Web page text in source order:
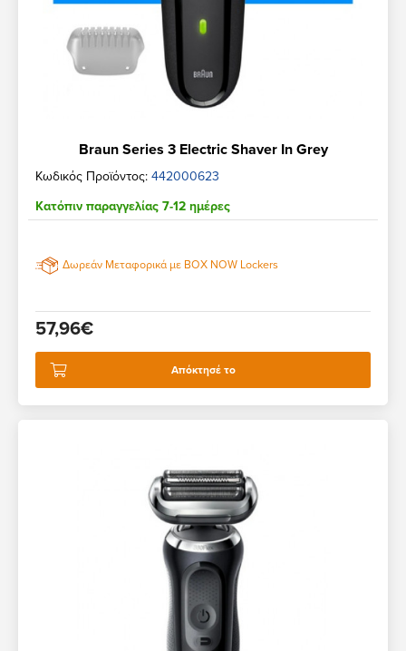
Braun Series 3 Electric Shaver In Grey
Κωδικός Προϊόντος: 442000623
Κατόπιν παραγγελίας 7-12 ημέρες
Δωρεάν Μεταφορικά με BOX NOW Lockers
57,96€
Απόκτησέ το